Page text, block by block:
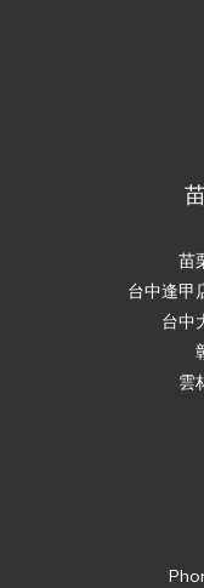
苗
台中逢甲
台中
雲